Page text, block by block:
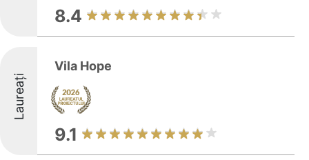
8.4
Laureați
Vila Hope
9.1